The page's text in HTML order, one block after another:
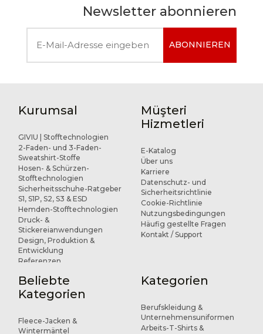
Newsletter abonnieren
ABONNIEREN
Kurumsal
GIVIU | Stofftechnologien
2-Faden- und 3-Faden-
Sweatshirt-Stoffe
Hosen- & Schürzen-
Stofftechnologien
Sicherheitsschuhe-Ratgeber
S1, S1P, S2, S3 & ESD
Hemden-Stofftechnologien
Druck- &
Stickereianwendungen
Design, Produktion &
Entwicklung
Referenzen
Müşteri
Hizmetleri
E-Katalog
Über uns
Karriere
Datenschutz- und
Sicherheitsrichtlinie
Cookie-Richtlinie
Nutzungsbedingungen
Häufig gestellte Fragen
Kontakt / Support
Beliebte
Kategorien
Fleece-Jacken &
Wintermäntel
Kategorien
Berufskleidung &
Unternehmensuniformen
Arbeits-T-Shirts &